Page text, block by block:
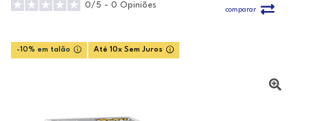
0/5 - 0 Opiniões
comparar
-10% em talão Até 10x Sem Juros